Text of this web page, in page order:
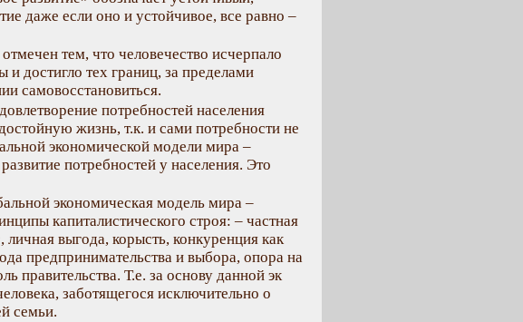
даже если оно и устойчивое, все равно –
тем, что человечество исчерпало
и достигло тех границ, за пределами
самовосстановиться.
потребностей населения
жизнь, т.к. и сами потребности не
экономической модели мира –
потребностей у населения. Это
экономическая модель мира –
капиталистического строя: – частная
личная выгода, корысть, конкуренция как
предпринимательства и выбора, опора на
правительства. Т.е. за основу данной эк
заботящегося исключительно о
семьи.